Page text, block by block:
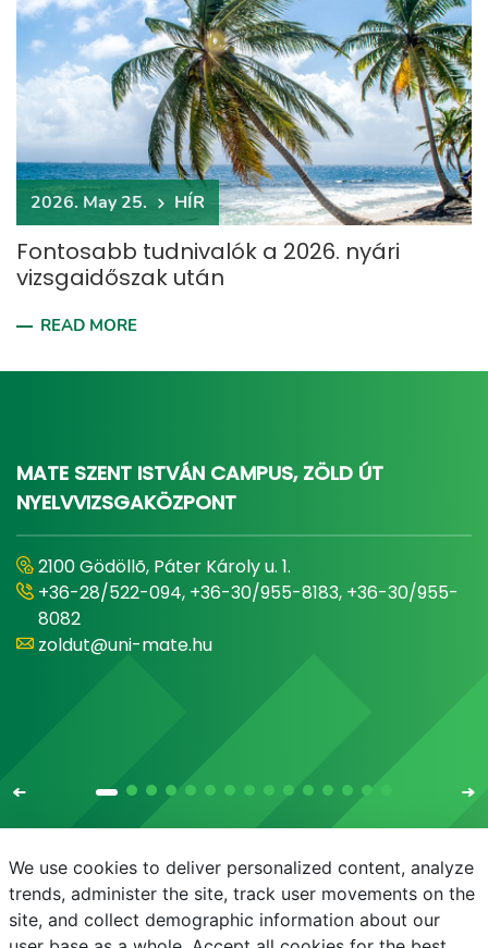
2026. May 25. HÍR
Fontosabb tudnivalók a 2026. nyári
vizsgaidőszak után
READ MORE
MATE SZENT ISTVÁN CAMPUS, ZÖLD ÚT
NYELVVIZSGAKÖZPONT
2100 Gödöllõ, Páter Károly u. 1.
+36-28/522-094, +36-30/955-8183, +36-30/955-
8082
zoldut@uni-mate.hu
E-mail Telefonkönyv
We use cookies to deliver personalized content, analyze
trends, administer the site, track user movements on the
site, and collect demographic information about our